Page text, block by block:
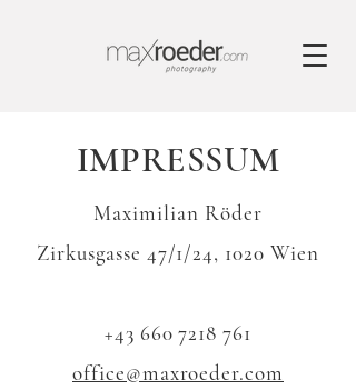
IMPRESSUM
Maximilian Röder
Zirkusgasse 47/1/24, 1020 Wien
+43 660 7218 761
office@maxroeder.com